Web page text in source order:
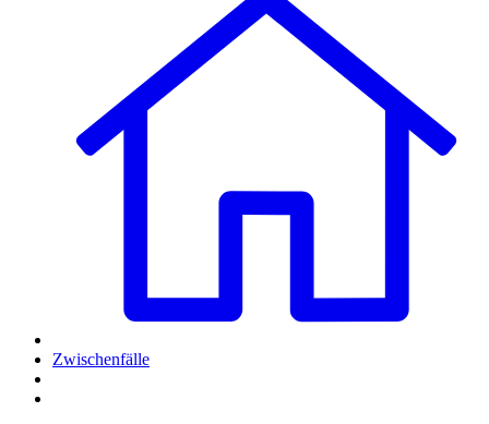
Zwischenfälle